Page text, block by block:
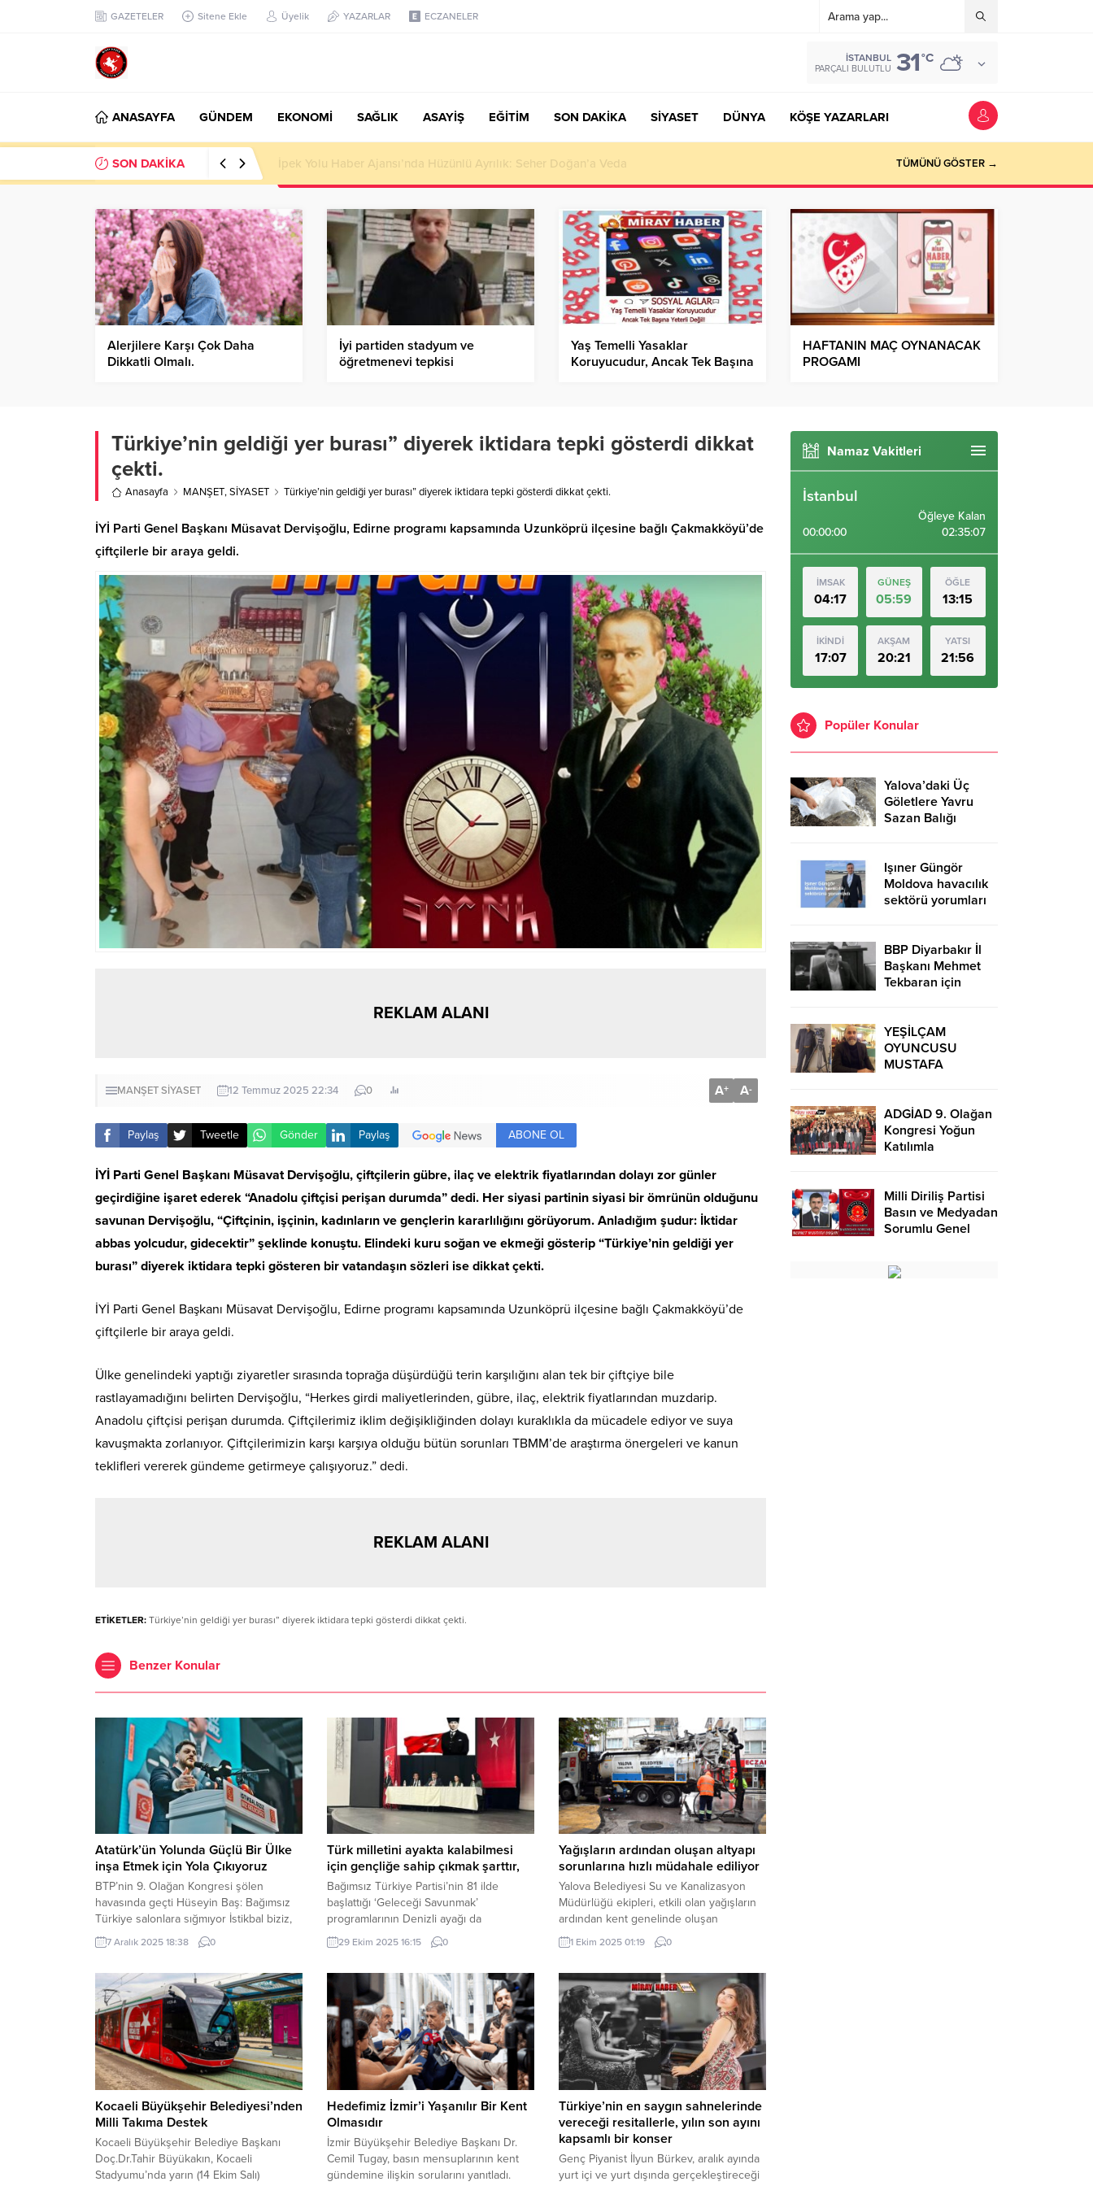
GAZETELER Sitene Ekle Üyelik YAZARLAR ECZANELER
İSTANBUL
PARÇALI BULUTLU 31°C
ANASAYFA GÜNDEM EKONOMİ SAĞLIK ASAYİŞ EĞİTİM SON DAKİKA SİYASET DÜNYA KÖŞE YAZARLARI
SON DAKİKA Başkan Nihat Öztürk, Şanahan’da Hacı Eryaman’a Misafir Oldu TÜMÜNÜ GÖSTER →
Alerjilere Karşı Çok Daha
Dikkatli Olmalı.
İyi partiden stadyum ve
öğretmenevi tepkisi
Yaş Temelli Yasaklar
Koruyucudur, Ancak Tek Başına
HAFTANIN MAÇ OYNANACAK
PROGAMI
Türkiye’nin geldiği yer burası” diyerek iktidara tepki gösterdi dikkat
çekti.
Anasayfa MANŞET,SİYASET Türkiye’nin geldiği yer burası” diyerek iktidara tepki gösterdi dikkat çekti.
İYİ Parti Genel Başkanı Müsavat Dervişoğlu, Edirne programı kapsamında Uzunköprü ilçesine bağlı Çakmakköyü’de
çiftçilerle bir araya geldi.
REKLAM ALANI
MANŞETSİYASET 12 Temmuz 2025 22:34 0 A+ A-
Paylaş Tweetle Gönder Paylaş ABONE OL
İYİ Parti Genel Başkanı Müsavat Dervişoğlu, çiftçilerin gübre, ilaç ve elektrik fiyatlarından dolayı zor günler
geçirdiğine işaret ederek “Anadolu çiftçisi perişan durumda” dedi. Her siyasi partinin siyasi bir ömrünün olduğunu
savunan Dervişoğlu, “Çiftçinin, işçinin, kadınların ve gençlerin kararlılığını görüyorum. Anladığım şudur: İktidar
abbas yolcudur, gidecektir” şeklinde konuştu. Elindeki kuru soğan ve ekmeği gösterip “Türkiye’nin geldiği yer
burası” diyerek iktidara tepki gösteren bir vatandaşın sözleri ise dikkat çekti.
İYİ Parti Genel Başkanı Müsavat Dervişoğlu, Edirne programı kapsamında Uzunköprü ilçesine bağlı Çakmakköyü’de
çiftçilerle bir araya geldi.
Ülke genelindeki yaptığı ziyaretler sırasında toprağa düşürdüğü terin karşılığını alan tek bir çiftçiye bile
rastlayamadığını belirten Dervişoğlu, “Herkes girdi maliyetlerinden, gübre, ilaç, elektrik fiyatlarından muzdarip.
Anadolu çiftçisi perişan durumda. Çiftçilerimiz iklim değişikliğinden dolayı kuraklıkla da mücadele ediyor ve suya
kavuşmakta zorlanıyor. Çiftçilerimizin karşı karşıya olduğu bütün sorunları TBMM’de araştırma önergeleri ve kanun
teklifleri vererek gündeme getirmeye çalışıyoruz.” dedi.
REKLAM ALANI
ETİKETLER: Türkiye’nin geldiği yer burası” diyerek iktidara tepki gösterdi dikkat çekti.
Benzer Konular
Atatürk’ün Yolunda Güçlü Bir Ülke
inşa Etmek için Yola Çıkıyoruz
BTP’nin 9. Olağan Kongresi şölen
havasında geçti Hüseyin Baş: Bağımsız
Türkiye salonlara sığmıyor İstikbal biziz,
biz geleceğiz” Türkiye’nin terörsüz
olması için demokrasisiz olması
2004 yılında Prof. Dr. Haydar Baş anlattı”
Bu ülke o kadar zengin ki, tüm meseleleri
çözmek 1 yılımızı almaz” Bağımsız Türkiye
Partisi Ankara’da...
7 Aralık 2025 18:38 0
Türk milletini ayakta kalabilmesi
için gençliğe sahip çıkmak şarttır,
Bağımsız Türkiye Partisi’nin 81 ilde
başlattığı ‘Geleceği Savunmak’
programlarının Denizli ayağı da
gerçekleştirildi. BTP Denizli İl Başkanı
Turgay Urgan’ın açılış konuşmasıyla
Denizli Kadın Kolları Başkanı Ayşe Avcı,
“Türk milletinin ayakta kalabilmesi için
gençliğine sahip çıkması şarttır, zaruridir.
Bunun başka yolu da yoktur” dedi.
Konuşmacılardan Yeşilay Denizli...
29 Ekim 2025 16:15 0
Yağışların ardından oluşan altyapı
sorunlarına hızlı müdahale ediliyor
Yalova Belediyesi Su ve Kanalizasyon
Müdürlüğü ekipleri, etkili olan yağışların
ardından kent genelinde oluşan
sorunlara hızlı müdahale ederek
vatandaşların günlük yaşamını
dört koldan çalışmalarını yürütüyor.
Yağışların ardından oluşan altyapı
sorunlarına hızlı müdahale eden Yalova
Belediyesi ekipleri, kentin dört bir
yanında çalışmalarını sürdürüyor.
Çalışmalar kapsamında; Yağmur Suyu...
1 Ekim 2025 01:19 0
Kocaeli Büyükşehir Belediyesi’nden
Milli Takıma Destek
Kocaeli Büyükşehir Belediye Başkanı
Doç.Dr.Tahir Büyükakın, Kocaeli
Stadyumu’nda yarın (14 Ekim Salı)
Hedefimiz İzmir’i Yaşanılır Bir Kent
Olmasıdır
İzmir Büyükşehir Belediye Başkanı Dr.
Cemil Tugay, basın mensuplarının kent
gündemine ilişkin sorularını yanıtladı.
Türkiye’nin en saygın sahnelerinde
vereceği resitallerle, yılın son ayını
kapsamlı bir konser
Genç Piyanist İlyun Bürkev, aralık ayında
yurt içi ve yurt dışında gerçekleştireceği
Namaz Vakitleri
İstanbul
00:00:00
Öğleye Kalan
02:35:06
İMSAK
04:17
GÜNEŞ
05:59
ÖĞLE
13:15
İKİNDİ
17:07
AKŞAM
20:21
YATSI
21:56
Popüler Konular
Yalova’daki Üç
Göletlere Yavru
Sazan Balığı
Işıner Güngör
Moldova havacılık
sektörü yorumları
BBP Diyarbakır İl
Başkanı Mehmet
Tekbaran için
Özmen’den taziye
mesajı
YEŞİLÇAM
OYUNCUSU
MUSTAFA
KAYBETTİ.
ADGİAD 9. Olağan
Kongresi Yoğun
Katılımla
Oldu..
Milli Diriliş Partisi
Basın ve Medyadan
Sorumlu Genel